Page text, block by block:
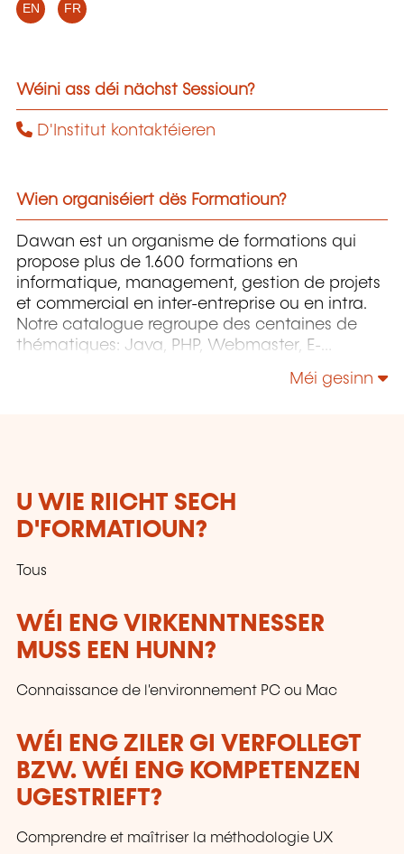
EN FR
Wéini ass déi nächst Sessioun?
D'Institut kontaktéieren
Wien organiséiert dës Formatioun?
Dawan est un organisme de formations qui
propose plus de 1.600 formations en
informatique, management, gestion de projets
et commercial en inter-entreprise ou en intra.
Notre catalogue regroupe des centaines de
thématiques: Java, PHP, Webmaster, E-
Méi gesinn
U WIE RIICHT SECH
D'FORMATIOUN?
Tous
WÉI ENG VIRKENNTNESSER
MUSS EEN HUNN?
Connaissance de l'environnement PC ou Mac
WÉI ENG ZILER GI VERFOLLEGT
BZW. WÉI ENG KOMPETENZEN
UGESTRIEFT?
Comprendre et maîtriser la méthodologie UX